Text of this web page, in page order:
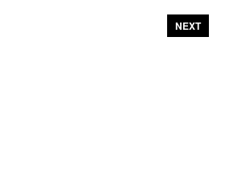
NEXT